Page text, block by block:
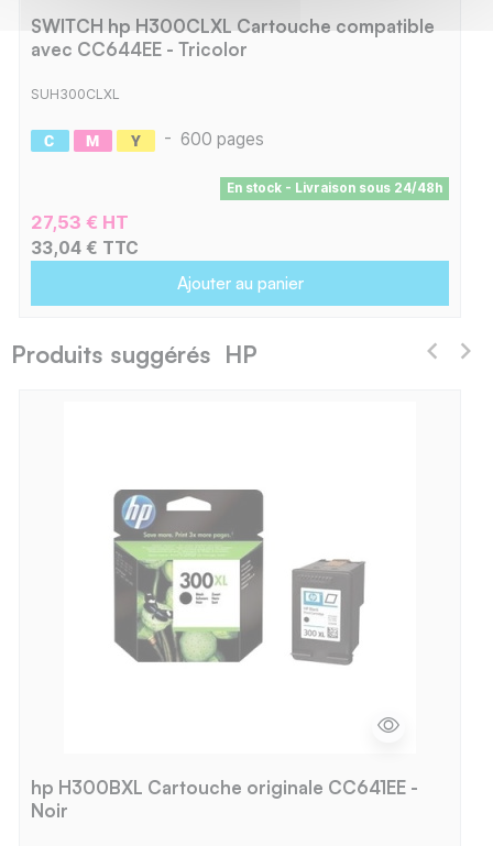
SWITCH hp H300CLXL Cartouche compatible
avec CC644EE - Tricolor
SUH300CLXL
- 600 pages
En stock - Livraison sous 24/48h
27,53 € HT
33,04 € TTC
Ajouter au panier
Produits suggérés HP
hp H300BXL Cartouche originale CC641EE -
Noir